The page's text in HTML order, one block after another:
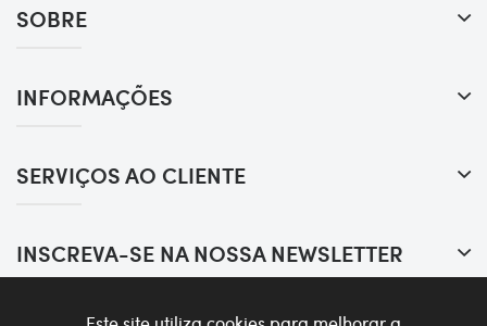
SOBRE
INFORMAÇÕES
SERVIÇOS AO CLIENTE
INSCREVA-SE NA NOSSA NEWSLETTER